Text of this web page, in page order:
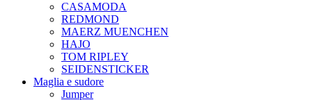
CASAMODA
REDMOND
MAERZ MUENCHEN
HAJO
TOM RIPLEY
SEIDENSTICKER
Maglia e sudore
Jumper